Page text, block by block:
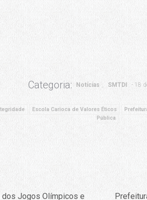
Categoria: Notícias SMTDI 18
Escola Carioca de Valores Éticos
Pública
dos Jogos Olímpicos e